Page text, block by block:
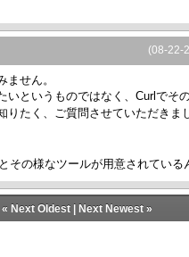
(08-22-
ません。
いというものではなく、Curlでそ
りたく、ご質問させていただきま
その様なツールが用意されている
« Next Oldest| Next Newest»